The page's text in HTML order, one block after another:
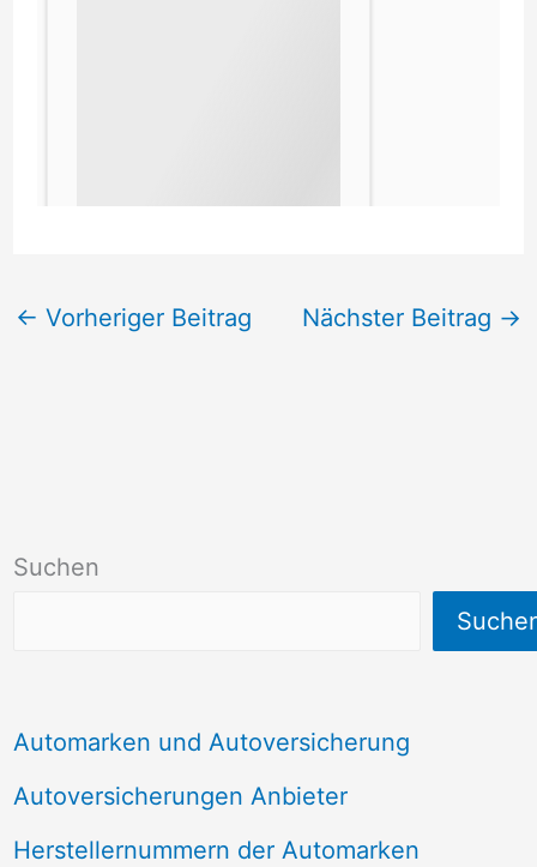
Suchen
Automarken und Autoversicherung
Autoversicherungen Anbieter
Herstellernummern der Automarken
← Vorheriger Beitrag Nächster Beitrag →